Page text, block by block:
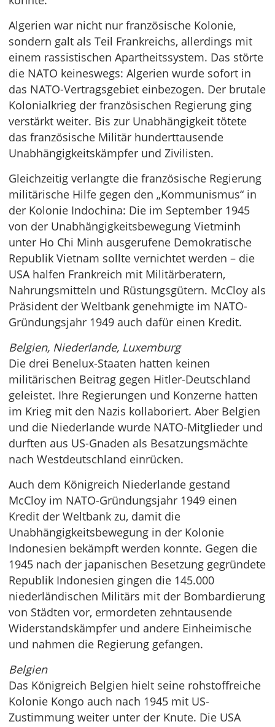
Algerien war nicht nur französische Kolonie,
sondern galt als Teil Frankreichs, allerdings mit
einem rassistischen Apartheitssystem. Das störte
die NATO keineswegs: Algerien wurde sofort in
das NATO-Vertragsgebiet einbezogen. Der brutale
Kolonialkrieg der französischen Regierung ging
verstärkt weiter. Bis zur Unabhängigkeit tötete
das französische Militär hunderttausende
Unabhängigkeitskämpfer und Zivilisten.
Gleichzeitig verlangte die französische Regierung
militärische Hilfe gegen den „Kommunismus“ in
der Kolonie Indochina: Die im September 1945
von der Unabhängigkeitsbewegung Vietminh
unter Ho Chi Minh ausgerufene Demokratische
Republik Vietnam sollte vernichtet werden – die
USA halfen Frankreich mit Militärberatern,
Nahrungsmitteln und Rüstungsgütern. McCloy als
Präsident der Weltbank genehmigte im NATO-
Gründungsjahr 1949 auch dafür einen Kredit.
Belgien, Niederlande, Luxemburg
Die drei Benelux-Staaten hatten keinen
militärischen Beitrag gegen Hitler-Deutschland
geleistet. Ihre Regierungen und Konzerne hatten
im Krieg mit den Nazis kollaboriert. Aber Belgien
und die Niederlande wurde NATO-Mitglieder und
durften aus US-Gnaden als Besatzungsmächte
nach Westdeutschland einrücken.
Auch dem Königreich Niederlande gestand
McCloy im NATO-Gründungsjahr 1949 einen
Kredit der Weltbank zu, damit die
Unabhängigkeitsbewegung in der Kolonie
Indonesien bekämpft werden konnte. Gegen die
1945 nach der japanischen Besetzung gegründete
Republik Indonesien gingen die 145.000
niederländischen Militärs mit der Bombardierung
von Städten vor, ermordeten zehntausende
Widerstandskämpfer und andere Einheimische
und nahmen die Regierung gefangen.
Belgien
Das Königreich Belgien hielt seine rohstoffreiche
Kolonie Kongo auch nach 1945 mit US-
Zustimmung weiter unter der Knute. Die USA